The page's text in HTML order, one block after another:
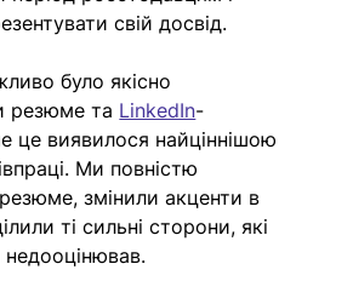
свій досвід.
було якісно
резюме та LinkedIn-
це виявилося найціннішою
Ми повністю
змінили акценти в
ті сильні сторони, які